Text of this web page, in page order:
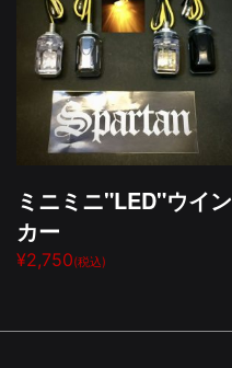
ミニミニ"LED"ウイン
カー
¥2,750(税込)